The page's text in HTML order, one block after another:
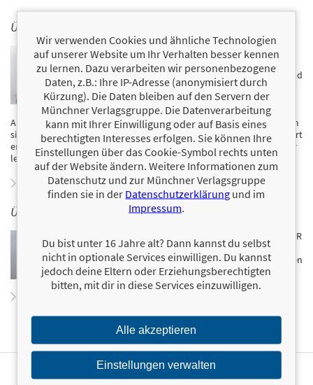
ÜBER JOHANN C. KÖBER
Johann C. Köber interessiert es schon seit seiner
Kindheit, weshalb der eine Millionär ist und der andere
ständig pleite. Nach einem Studium der Wirtschafts- und
Sozialwissenschaften eröffnete er sein eigenes
Steuerbüro und konzentrierte sich auf strategische
Fragen: Wie lässt sich die persönliche Steuer- und
Abgabenlast optimal gestalten? Wie wird aus dem gesparten Geld am
sichersten ein Vermögen? Neben seiner Steuerberatungstätigkeit führt
er Lehrgänge und Workshops zu Steuer- und Finanzthemen durch. Er
lebt in der Nähe von Nürnberg.
Zum Profil von Johann C. Köber
ÜBER DAVID KASPER
David Kasper ist geschäftsführender Partner der KASPER
& KÖBER Partner GmbH Steuerberatungsgesellschaft.
Sein Wissen teilt er als Workshop-Leiter und über seinen
Youtube-Kanal (@Steuern steuern).
Wir verwenden Cookies und ähnliche Technologien
auf unserer Website um Ihr Verhalten besser kennen
zu lernen. Dazu verarbeiten wir personenbezogene
Daten, z.B.: Ihre IP-Adresse (anonymisiert durch
Kürzung). Die Daten bleiben auf den Servern der
Münchner Verlagsgruppe. Die Datenverarbeitung
kann mit Ihrer Einwilligung oder auf Basis eines
berechtigten Interesses erfolgen. Sie können Ihre
Einstellungen über das Cookie-Symbol rechts unten
auf der Website ändern. Weitere Informationen zum
Datenschutz und zur Münchner Verlagsgruppe
finden sie in der Datenschutzerklärung und im
Impressum.
Du bist unter 16 Jahre alt? Dann kannst du selbst
nicht in optionale Services einwilligen. Du kannst
jedoch deine Eltern oder Erziehungsberechtigten
bitten, mit dir in diese Services einzuwilligen.
Alle akzeptieren
Einstellungen verwalten